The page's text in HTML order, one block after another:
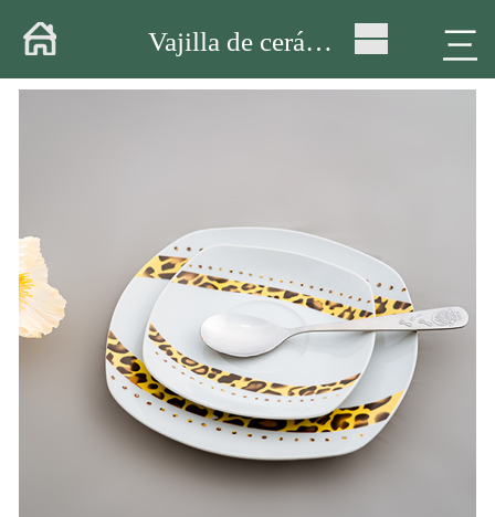
Casa
Sobre
Taller
Entrega
Vídeo
Noticias
Contacto
Vajilla de cerámica 三